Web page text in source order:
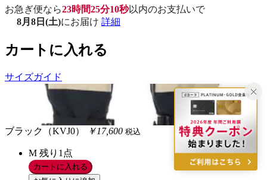
お急ぎ便なら23時間25分09秒以内のお支払いで
8月8日(土)にお届け 詳細
カートに入れる
サイズガイド
ブラック（KVJ0） ￥17,600 税込
M 残り1点
カートに入れる